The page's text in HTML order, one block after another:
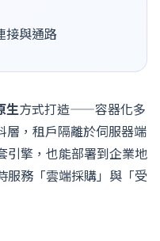
接與通路
生方式打造——容器化多
，租戶隔離於伺服器端
引擎，也能部署到企業地
服務「雲端採購」與「受